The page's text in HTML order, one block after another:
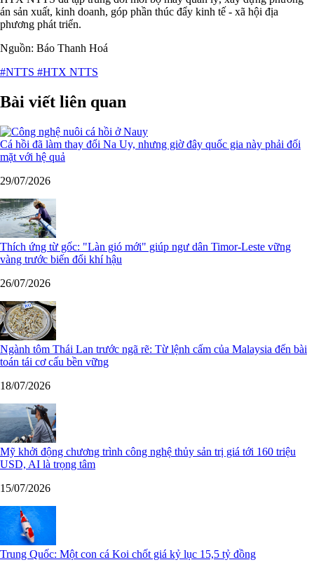
án sản xuất, kinh doanh, góp phần thúc đẩy kinh tế - xã hội địa
phương phát triển.
Nguồn: Báo Thanh Hoá
#NTTS #HTX NTTS
Bài viết liên quan
Cá hồi đã làm thay đổi Na Uy, nhưng giờ đây quốc gia này phải đối
mặt với hệ quả
29/07/2026
Thích ứng từ gốc: "Làn gió mới" giúp ngư dân Timor-Leste vững
vàng trước biến đổi khí hậu
26/07/2026
Ngành tôm Thái Lan trước ngã rẽ: Từ lệnh cấm của Malaysia đến bài
toán tái cơ cấu bền vững
18/07/2026
Mỹ khởi động chương trình công nghệ thủy sản trị giá tới 160 triệu
USD, AI là trọng tâm
15/07/2026
Trung Quốc: Một con cá Koi chốt giá kỷ lục 15,5 tỷ đồng